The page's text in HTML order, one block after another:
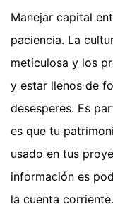
Manejar capital
paciencia. La
meticulosa y los
y estar llenos de
desesperes. Es
es que tu
usado en tus
información es
la cuenta